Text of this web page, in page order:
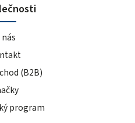
nás
(B2B)
program